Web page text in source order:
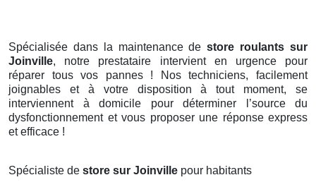
Spécialisée dans la maintenance destore roulants sur
Joinville, notre prestataire intervient en urgence pour
réparer tous vos pannes ! Nos techniciens, facilement
joignables et à votre disposition à tout moment, se
interviennent à domicile pour déterminer l’source du
dysfonctionnement et vous proposer une réponse express
et efficace !
Spécialiste de store sur Joinville pour habitants